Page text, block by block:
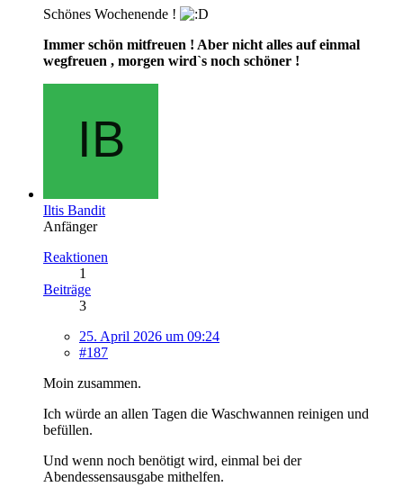
Schönes Wochenende !
Immer schön mitfreuen ! Aber nicht alles auf einmal
wegfreuen , morgen wird`s noch schöner !
Iltis Bandit
Anfänger
Reaktionen
1
Beiträge
3
25. April 2026 um 09:24
#187
Moin zusammen.
Ich würde an allen Tagen die Waschwannen reinigen und
befüllen.
Und wenn noch benötigt wird, einmal bei der
Abendessensausgabe mithelfen.